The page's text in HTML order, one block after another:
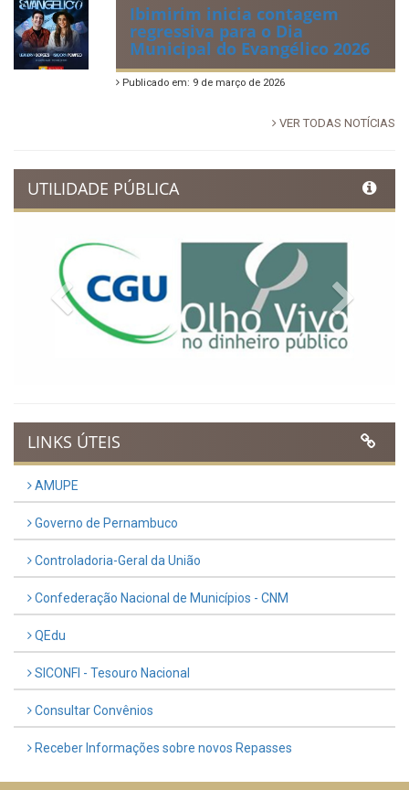
Ibimirim inicia contagem
regressiva para o Dia
Municipal do Evangélico 2026
Publicado em: 9 de março de 2026
VER TODAS NOTÍCIAS
UTILIDADE PÚBLICA
Previous
LINKS ÚTEIS
AMUPE
Governo de Pernambuco
Controladoria-Geral da União
Confederação Nacional de Municípios - CNM
QEdu
SICONFI - Tesouro Nacional
Consultar Convênios
Receber Informações sobre novos Repasses